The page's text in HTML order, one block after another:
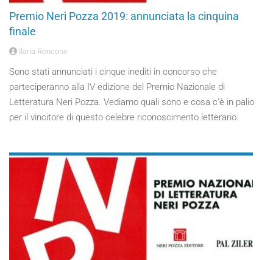
Premio Neri Pozza 2019: annunciata la cinquina
finale
Ilaria Roncone
Sono stati annunciati i cinque inediti in concorso che
parteciperanno alla IV edizione del Premio Nazionale di
Letteratura Neri Pozza. Vediamo quali sono e cosa c’è in palio
per il vincitore di questo celebre riconoscimento letterario.